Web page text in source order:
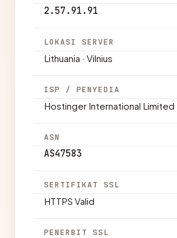
2.57.91.91
LOKASI SERVER
Lithuania · Vilnius
ISP / PENYEDIA
Hostinger International Limited
ASN
AS47583
SERTIFIKAT SSL
HTTPS Valid
PENERBIT SSL